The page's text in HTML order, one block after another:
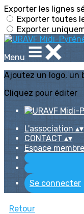
Exporter les lignes
Exporter toutes
Exporter
Menu
Ajoutez un logo, un
Cliquez pour éditer
L'association ▴▾
CONTACT ▴▾
Espace
Se connecter
Retour